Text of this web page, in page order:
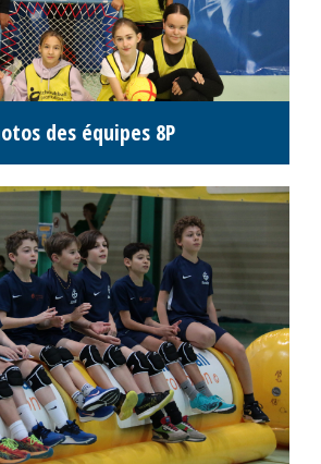
tournois juniors
SCOLAIRES